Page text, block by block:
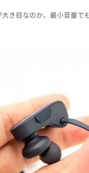
き目なのか、最小音量で